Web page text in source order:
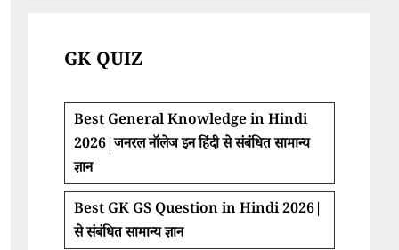
GK QUIZ
Best General Knowledge in Hindi
2026|जनरल नॉलेज इन हिंदी से संबंधित सामान्य
ज्ञान
Best GK GS Question in Hindi 2026|
से संबंधित सामान्य ज्ञान